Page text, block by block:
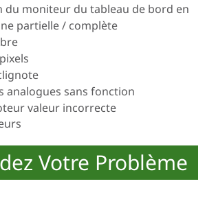
du moniteur du tableau de bord en
partielle / complète
analogues sans fonction
valeur incorrecte
Votre Problème